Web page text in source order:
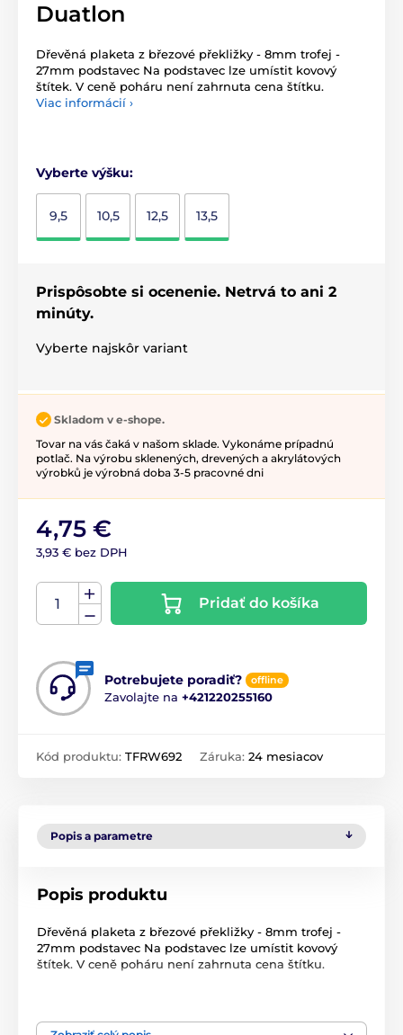
Duatlon
Dřevěná plaketa z březové překližky - 8mm trofej -
27mm podstavec Na podstavec lze umístit kovový
štítek. V ceně poháru není zahrnuta cena štítku.
Viac informácií ›
Vyberte výšku:
9,5 10,5 12,5 13,5
Prispôsobte si ocenenie. Netrvá to ani 2
minúty.
Vyberte najskôr variant
Skladom v e-shope.
Tovar na vás čaká v našom sklade. Vykonáme prípadnú
potlač. Na výrobu sklenených, drevených a akrylátových
výrobků je výrobná doba 3-5 pracovné dni
4,75 €
3,93 € bez DPH
Pridať do košíka
Potrebujete poradiť? offline
Zavolajte na +421220255160
Kód produktu: TFRW692 Záruka: 24 mesiacov
Popis a parametre
Popis produktu
Dřevěná plaketa z březové překližky - 8mm trofej -
27mm podstavec Na podstavec lze umístit kovový
štítek. V ceně poháru není zahrnuta cena štítku.